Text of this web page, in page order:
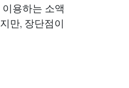
용하는 소액
만, 장단점이